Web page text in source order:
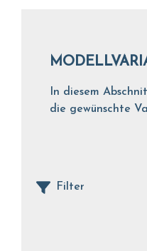
In diesem
die gewünschte
Filter